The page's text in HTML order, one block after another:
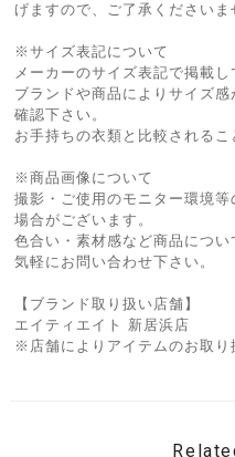
げますので、ご了承くださいま
※サイズ表記について
メーカーのサイズ表記で掲載し
ブランドや商品によりサイズ
確認下さい。
お手持ちの衣類と比較されるこ
※商品画像について
撮影・ご使用のモニター環境
場合がございます。
色合い・素材感など商品につ
気軽にお問い合わせ下さい。
【ブランド取り扱い店舗】
エイティエイト 新居浜店
※店舗によりアイテムのお取り